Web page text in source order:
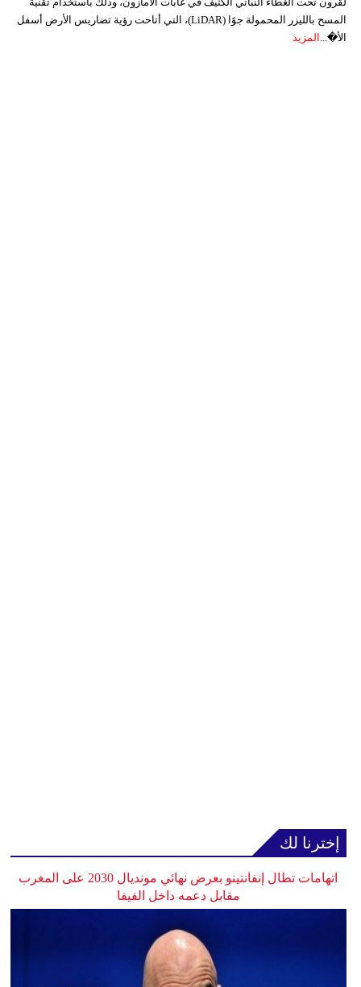
المسح بالليزر المحمولة جوًا (LiDAR)، التي أتاحت رؤية تضاريس الأرض أسفل
الأ�... المزيد
إخترنا لك
اتهامات تطال إنفانتينو بعرض نهائي مونديال 2030 على المغرب
مقابل دعمه داخل الفيفا